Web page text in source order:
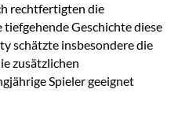
rechtfertigten die
Geschichte diese
schätzte insbesondere die
zusätzlichen
Spieler geeignet